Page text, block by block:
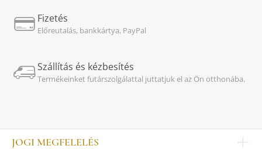
Fizetés
Előreutalás, bankkártya, PayPal
Szállítás és kézbesítés
Termékeinket futárszolgálattal juttatjuk el az Ön otthonába.
JOGI MEGFELELÉS